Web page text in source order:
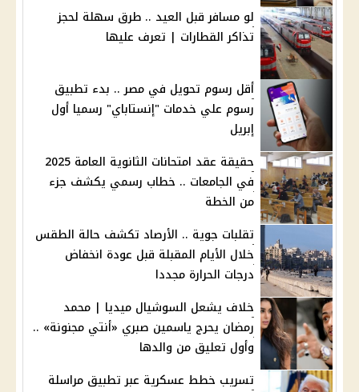
لو مسافر قبل العيد .. طرق سهلة لحجز
تذاكر القطارات | تعرف عليها
أقل رسوم تحويل في مصر .. بدء تطبيق
رسوم علي خدمات "إنستاباي" رسميا أول
إبريل
حقيقة عقد امتحانات الثانوية العامة 2025
في الجامعات .. خطاب رسمي يكشف جزء
من الخطة
تقلبات جوية .. الأرصاد تكشف حالة الطقس
خلال الأيام المقبلة قبل عودة انخفاض
درجات الحرارة مجددا
خلاف يشعل السوشيال ميديا | محمد
رمضان يحرج ياسمين صبري «أنتي مجنونة» ..
وأول تعليق من والدها
تسريب خطط عسكرية عبر تطبيق مراسلة